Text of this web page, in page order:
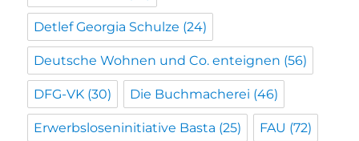
Detlef Georgia Schulze (24)
Deutsche Wohnen und Co. enteignen (56)
DFG-VK (30) Die Buchmacherei (46)
Erwerbsloseninitiative Basta (25) FAU (72)